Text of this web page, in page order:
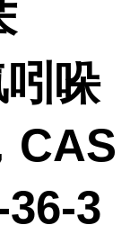
哚
CAS
3